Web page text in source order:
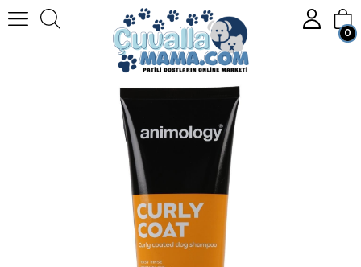
Member Login Sign up
0
Köpek Bakım Ürünleri